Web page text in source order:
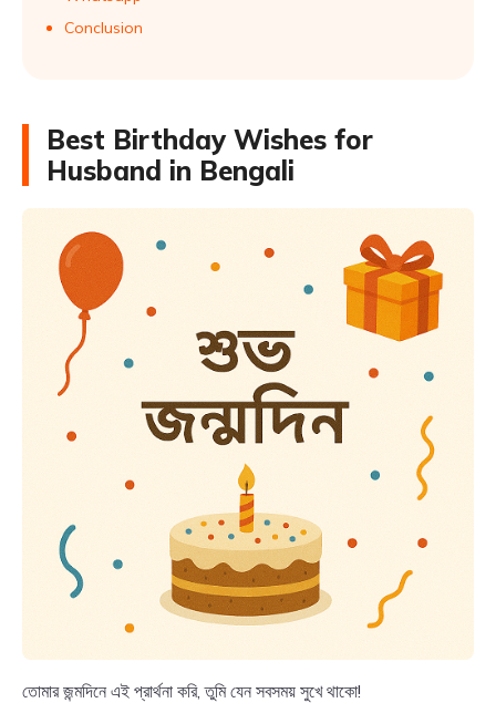
Conclusion
Best Birthday Wishes for
Husband in Bengali
তোমার জন্মদিনে এই প্রার্থনা করি, তুমি যেন সবসময় সুখে থাকো!